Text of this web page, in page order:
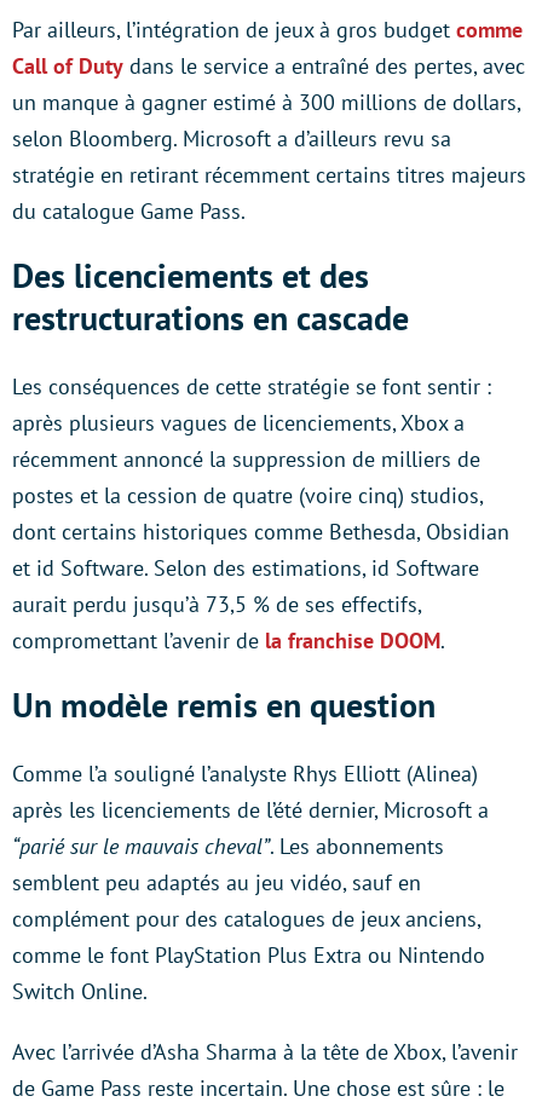
Par ailleurs, l’intégration de jeux à gros budget comme
Call of Duty dans le service a entraîné des pertes, avec
un manque à gagner estimé à 300 millions de dollars,
selon Bloomberg. Microsoft a d’ailleurs revu sa
stratégie en retirant récemment certains titres majeurs
du catalogue Game Pass.
Des licenciements et des
restructurations en cascade
Les conséquences de cette stratégie se font sentir :
après plusieurs vagues de licenciements, Xbox a
récemment annoncé la suppression de milliers de
postes et la cession de quatre (voire cinq) studios,
dont certains historiques comme Bethesda, Obsidian
et id Software. Selon des estimations, id Software
aurait perdu jusqu’à 73,5 % de ses effectifs,
compromettant l’avenir de la franchise DOOM.
Un modèle remis en question
Comme l’a souligné l’analyste Rhys Elliott (Alinea)
après les licenciements de l’été dernier, Microsoft a
“parié sur le mauvais cheval”. Les abonnements
semblent peu adaptés au jeu vidéo, sauf en
complément pour des catalogues de jeux anciens,
comme le font PlayStation Plus Extra ou Nintendo
Switch Online.
Avec l’arrivée d’Asha Sharma à la tête de Xbox, l’avenir
de Game Pass reste incertain. Une chose est sûre : le